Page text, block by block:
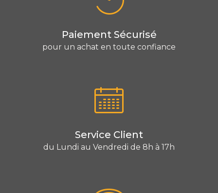
Paiement Sécurisé
pour un achat en toute confiance
Service Client
du Lundi au Vendredi de 8h à 17h